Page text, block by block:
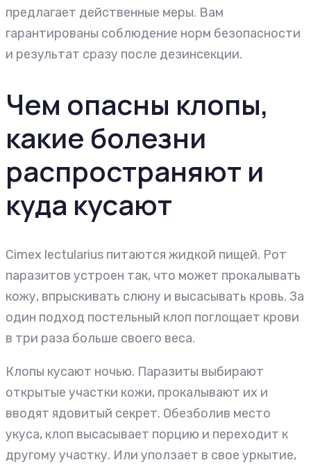
предлагает действенные меры. Вам
гарантированы соблюдение норм безопасности
и результат сразу после дезинсекции.
Чем опасны клопы,
какие болезни
распространяют и
куда кусают
Cimex lectularius питаются жидкой пищей. Рот
паразитов устроен так, что может прокалывать
кожу, впрыскивать слюну и высасывать кровь. За
один подход постельный клоп поглощает крови
в три раза больше своего веса.
Клопы кусают ночью. Паразиты выбирают
открытые участки кожи, прокалывают их и
вводят ядовитый секрет. Обезболив место
укуса, клоп высасывает порцию и переходит к
другому участку. Или уползает в свое уркытие,